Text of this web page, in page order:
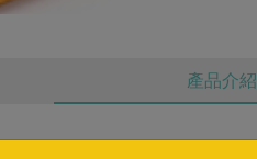
產品介紹